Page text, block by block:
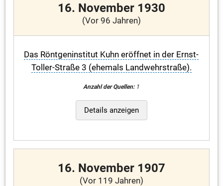
16. November 1930
(Vor 96 Jahren)
Das Röntgeninstitut Kuhn eröffnet in der Ernst-
Toller-Straße 3 (ehemals Landwehrstraße).
Anzahl der Quellen:1
Details anzeigen
16. November 1907
(Vor 119 Jahren)